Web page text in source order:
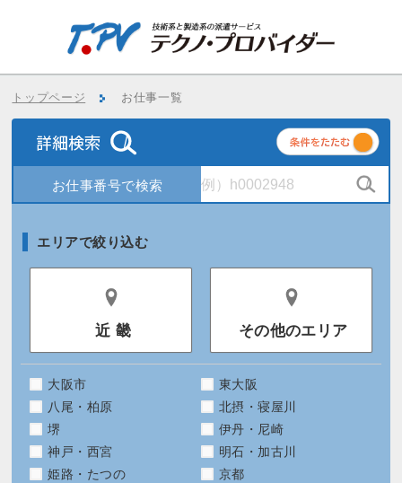
トップページ お仕事一覧
条
件
エリアで絞り込む
近 畿 その他のエリア
大阪市
東大阪
八尾・柏原
北摂・寝屋川
堺
伊丹・尼崎
神戸・西宮
明石・加古川
姫路・たつの
京都